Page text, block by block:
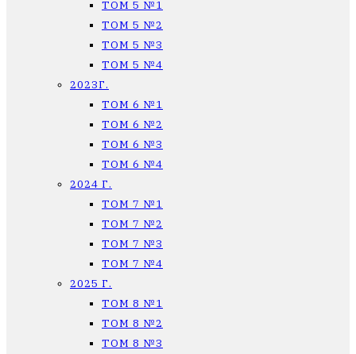
ТОМ 5 №1
ТОМ 5 №2
ТОМ 5 №3
ТОМ 5 №4
2023Г.
ТОМ 6 №1
ТОМ 6 №2
ТОМ 6 №3
ТОМ 6 №4
2024 Г.
ТОМ 7 №1
ТОМ 7 №2
ТОМ 7 №3
ТОМ 7 №4
2025 Г.
ТОМ 8 №1
ТОМ 8 №2
ТОМ 8 №3